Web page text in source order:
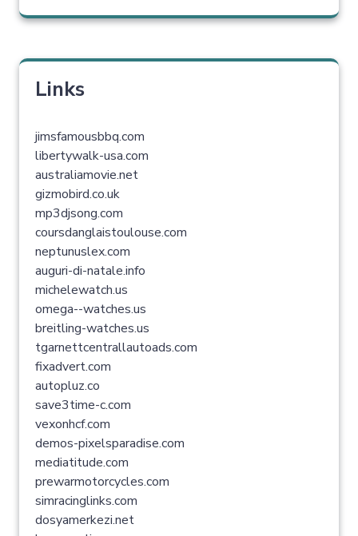
Links
jimsfamousbbq.com
libertywalk-usa.com
australiamovie.net
gizmobird.co.uk
mp3djsong.com
coursdanglaistoulouse.com
neptunuslex.com
auguri-di-natale.info
michelewatch.us
omega--watches.us
breitling-watches.us
tgarnettcentrallautoads.com
fixadvert.com
autopluz.co
save3time-c.com
vexonhcf.com
demos-pixelsparadise.com
mediatitude.com
prewarmotorcycles.com
simracinglinks.com
dosyamerkezi.net